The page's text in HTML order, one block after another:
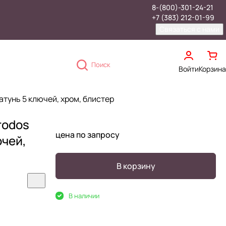
8-(800)-301-24-21
+7 (383) 212-01-99
Поиск ВойтиКорзина
5 ключей, хром, блистер
цена по запросу
В корзину
В наличии